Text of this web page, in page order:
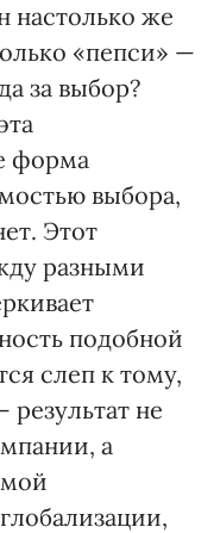
настолько же
«пепси» —
за выбор?
форма
выбора,
Этот
разными
подобной
слеп к тому,
не
а